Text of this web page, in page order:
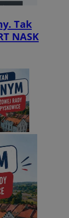
Tak
NASK